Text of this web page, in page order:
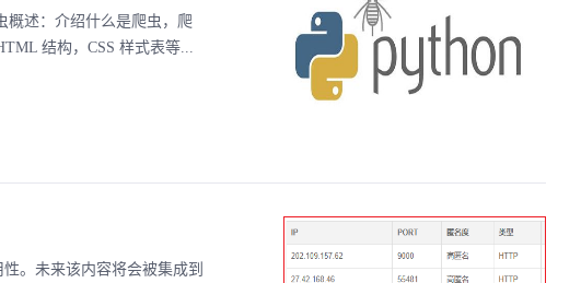
概述：介绍什么是爬虫，爬
结构，CSS 样式表等...
。未来该内容将会被集成到